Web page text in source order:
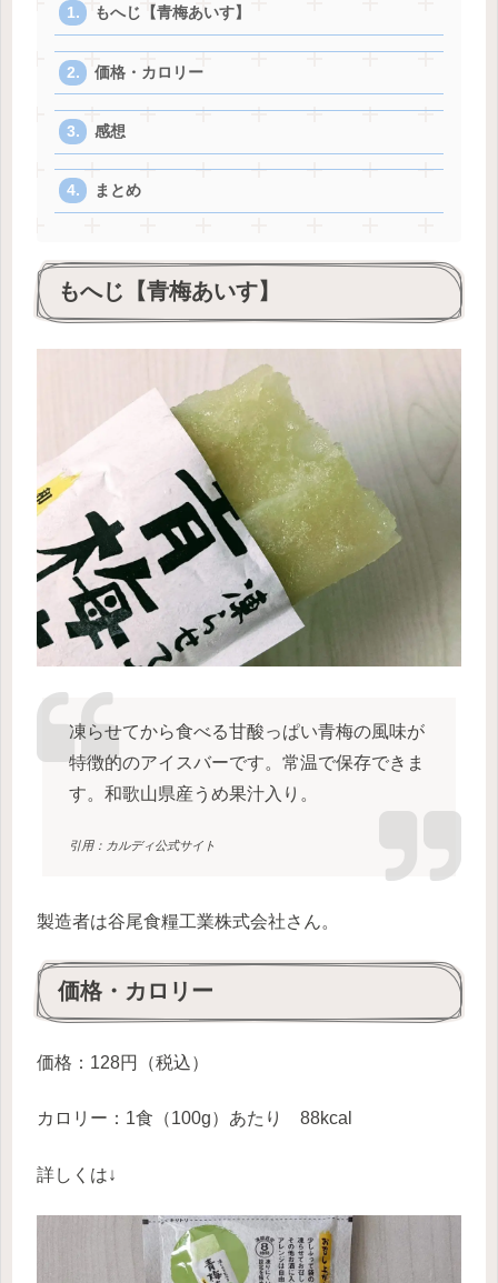
もへじ【青梅あいす】
価格・カロリー
感想
まとめ
もへじ【青梅あいす】
凍らせてから食べる甘酸っぱい青梅の風味が
特徴的のアイスバーです。常温で保存できま
す。和歌山県産うめ果汁入り。
引用：カルディ公式サイト
製造者は谷尾食糧工業株式会社さん。
価格・カロリー
価格：128円（税込）
カロリー：1食（100g）あたり 88kcal
詳しくは↓